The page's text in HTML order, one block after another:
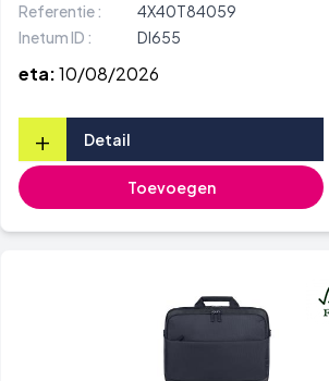
Referentie :
4X40T84059
Inetum ID :
DI655
eta:10/08/2026
+ Detail
Toevoegen